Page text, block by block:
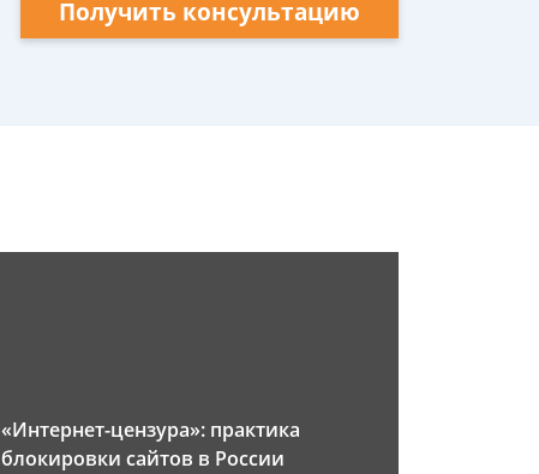
Получить консультацию
«Интернет-цензура»: практика
блокировки сайтов в России